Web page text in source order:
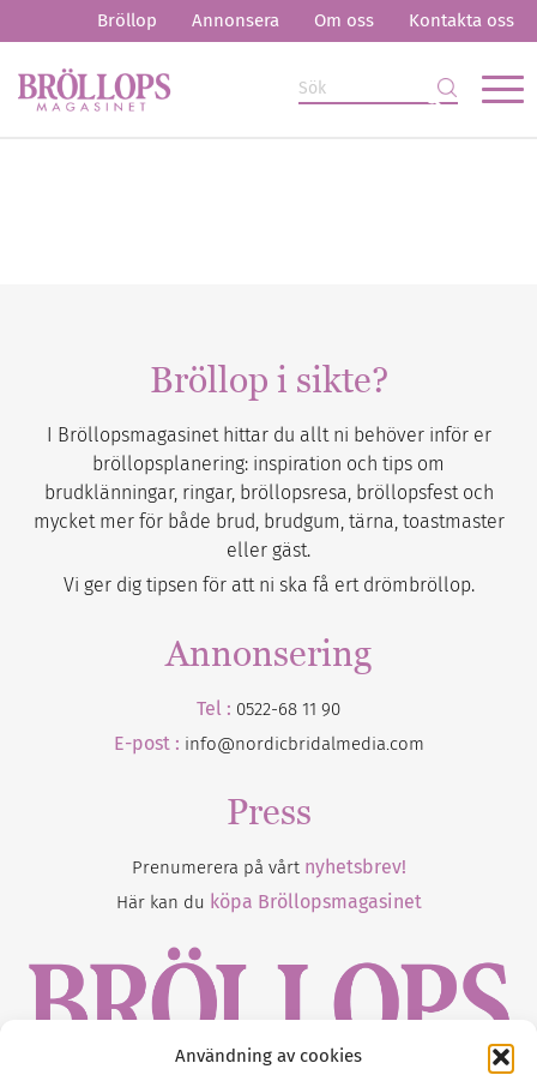
Användning av cookies
Bröllop Annonsera Om oss Kontakta oss
Bröllop i sikte?
I Bröllopsmagasinet hittar du allt ni behöver inför er
bröllopsplanering: inspiration och tips om
brudklänningar, ringar, bröllopsresa, bröllopsfest och
mycket mer för både brud, brudgum, tärna, toastmaster
eller gäst.
Vi ger dig tipsen för att ni ska få ert drömbröllop.
Annonsering
Tel : 0522-68 11 90
E-post : info@nordicbridalmedia.com
Press
Prenumerera på vårt nyhetsbrev!
Här kan du köpa Bröllopsmagasinet